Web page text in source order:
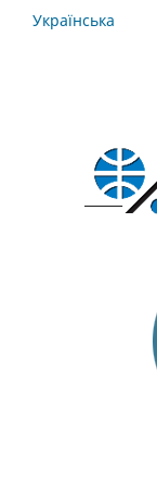
Українська